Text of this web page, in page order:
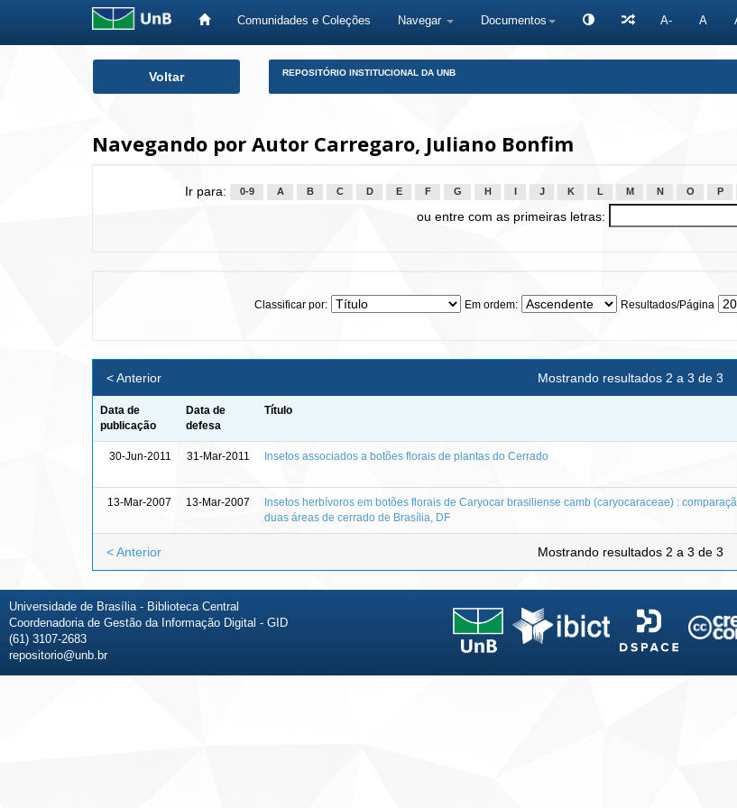
Comunidades e Coleções Navegar Documentos A- A
Voltar REPOSITÓRIO INSTITUCIONAL DA UNB
Navegando por Autor Carregaro, Juliano Bonfim
Ir para: 0-9 A B C D E F G H J K L M N O P
ou entre com as primeiras letras:
Classificar por: Em ordem: Resultados/Página
Mostrando resultados 2 a 3 de 3
< Anterior
Data de
publicação
Data de
defesa
Título
30-Jun-2011 31-Mar-2011 Insetos associados a botões florais de plantas do Cerrado
13-Mar-2007 13-Mar-2007
Insetos herbívoros em botões florais de Caryocar brasiliense camb (caryocaraceae) :
duas áreas de cerrado de Brasília, DF
Mostrando resultados 2 a 3 de 3
< Anterior
Universidade de Brasília - Biblioteca Central
Coordenadoria de Gestão da Informação Digital - GID
(61) 3107-2683
repositorio@unb.br